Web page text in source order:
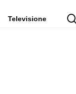
Televisione